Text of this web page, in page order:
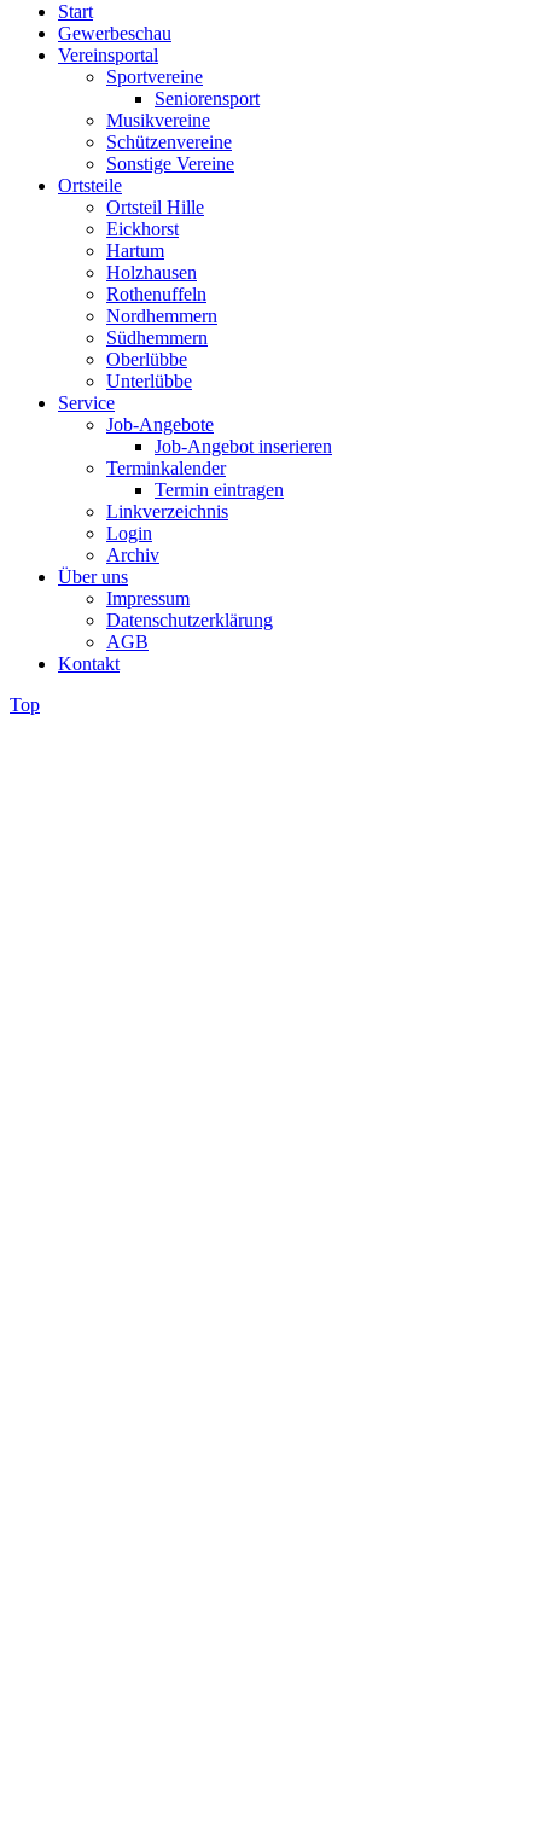
Start
Gewerbeschau
Vereinsportal
Sportvereine
Seniorensport
Musikvereine
Schützenvereine
Sonstige Vereine
Ortsteile
Ortsteil Hille
Eickhorst
Hartum
Holzhausen
Rothenuffeln
Nordhemmern
Südhemmern
Oberlübbe
Unterlübbe
Service
Job-Angebote
Job-Angebot inserieren
Terminkalender
Termin eintragen
Linkverzeichnis
Login
Archiv
Über uns
Impressum
Datenschutzerklärung
AGB
Kontakt
Top